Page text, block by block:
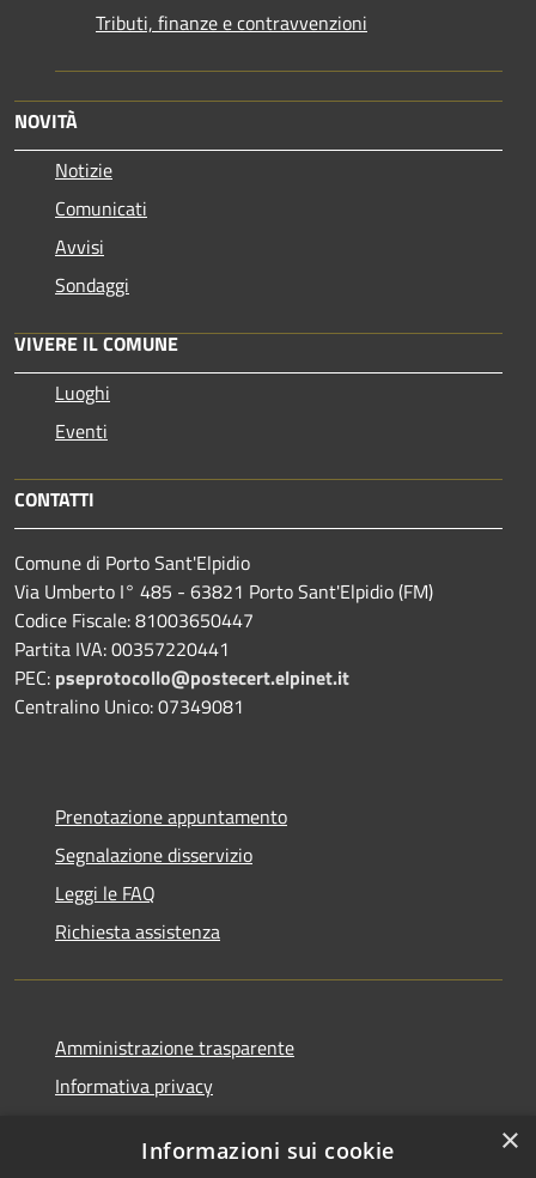
Tributi, finanze e contravvenzioni
NOVITÀ
Notizie
Comunicati
Avvisi
Sondaggi
VIVERE IL COMUNE
Luoghi
Eventi
CONTATTI
Comune di Porto Sant'Elpidio
Via Umberto I° 485 - 63821 Porto Sant'Elpidio (FM)
Codice Fiscale: 81003650447
Partita IVA: 00357220441
PEC: pseprotocollo@postecert.elpinet.it
Centralino Unico: 07349081
Prenotazione appuntamento
Segnalazione disservizio
Leggi le FAQ
Richiesta assistenza
Amministrazione trasparente
Informativa privacy
Dichiarazione di accessibilità
×
Informazioni sui cookie